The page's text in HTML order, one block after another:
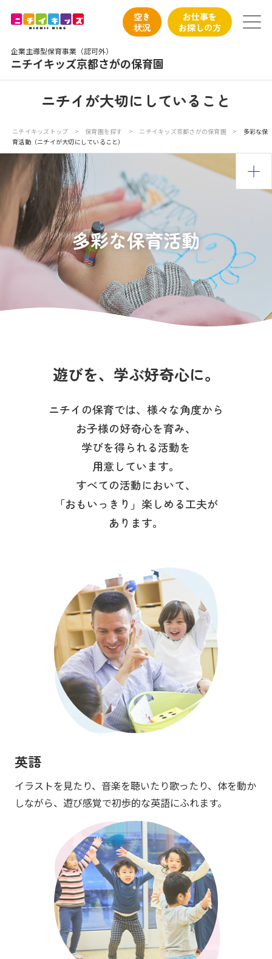
企業主導型保育事業（認可外）
ニチイキッズ京都さがの保育園
空き
状況
お仕事を
お探しの方
ニチイが大切にしていること
お食事
保育園見学
入園の概要
子育てひろばのご紹介
写真販売サービス
よくあるご質問
保育園に関するお問い合わせ
プライバシーポリシー サイトのご利用について
ニチイ学館オフィシャルサイト
ニチイが大切にしていること
ニチイキッズトップ > 保育園を探す > ニチイキッズ京都さがの保育園 >
多彩な保
育活動（ニチイが大切にしていること）
多彩な保育活動
遊びを、学ぶ好奇心に。
ニチイの保育では、様々な角度から
お子様の好奇心を育み、
学びを得られる活動を
用意しています。
すべての活動において、
「おもいっきり」楽しめる工夫が
あります。
英語
イラストを見たり、音楽を聴いたり歌ったり、体を動か
しながら、遊び感覚で初歩的な英語にふれます。